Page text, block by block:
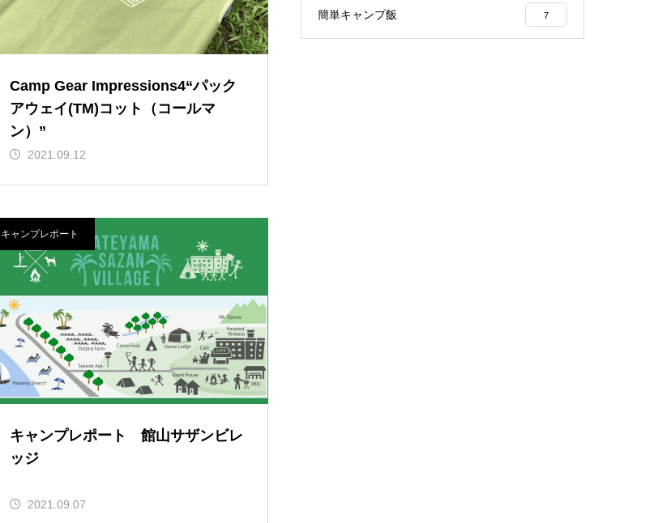
Camp Gear Impressions4“パック
アウェイ(TM)コット（コールマ
ン）”
2021.09.12
キャンプレポート
キャンプレポート 館山サザンビレ
ッジ
2021.09.07
簡単キャンプ飯 7